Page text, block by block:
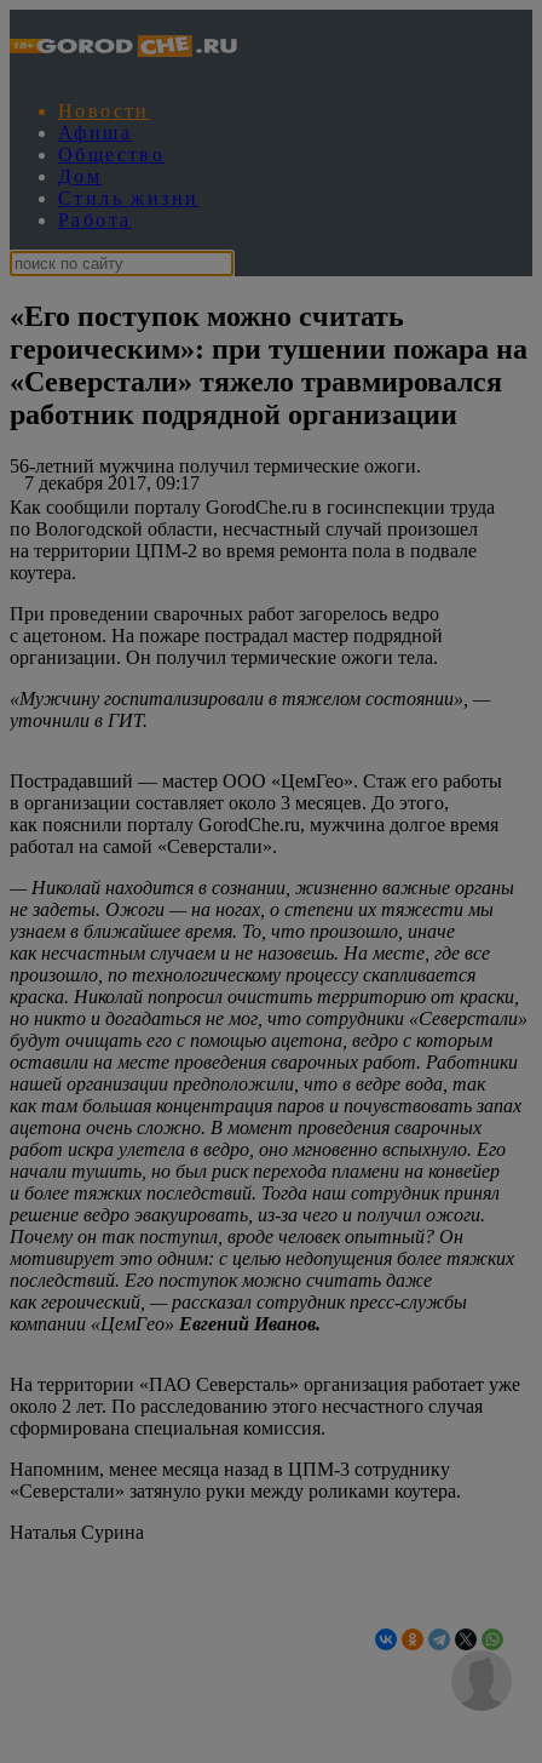
Новости
Афиша
Общество
Дом
Стиль жизни
Работа
«Его поступок можно считать
героическим»: при тушении пожара на
«Северстали» тяжело травмировался
работник подрядной организации
7 декабря 2017, 09:17
56-летний мужчина получил термические ожоги.
Как сообщили порталу GorodChe.ru в госинспекции труда
по Вологодской области, несчастный случай произошел
на территории ЦПМ-2 во время ремонта пола в подвале
коутера.
При проведении сварочных работ загорелось ведро
с ацетоном. На пожаре пострадал мастер подрядной
организации. Он получил термические ожоги тела.
«Мужчину госпитализировали в тяжелом состоянии», —
уточнили в ГИТ.
Пострадавший — мастер ООО «ЦемГео». Стаж его работы
в организации составляет около 3 месяцев. До этого,
как пояснили порталу GorodChe.ru, мужчина долгое время
работал на самой «Северстали».
— Николай находится в сознании, жизненно важные органы
не задеты. Ожоги — на ногах, о степени их тяжести мы
узнаем в ближайшее время. То, что произошло, иначе
как несчастным случаем и не назовешь. На месте, где все
произошло, по технологическому процессу скапливается
краска. Николай попросил очистить территорию от краски,
но никто и догадаться не мог, что сотрудники «Северстали»
будут очищать его с помощью ацетона, ведро с которым
оставили на месте проведения сварочных работ. Работники
нашей организации предположили, что в ведре вода, так
как там большая концентрация паров и почувствовать запах
ацетона очень сложно. В момент проведения сварочных
работ искра улетела в ведро, оно мгновенно вспыхнуло. Его
начали тушить, но был риск перехода пламени на конвейер
и более тяжких последствий. Тогда наш сотрудник принял
решение ведро эвакуировать, из-за чего и получил ожоги.
Почему он так поступил, вроде человек опытный? Он
мотивирует это одним: с целью недопущения более тяжких
последствий. Его поступок можно считать даже
как героический, — рассказал сотрудник пресс-службы
компании «ЦемГео» Евгений Иванов.
На территории «ПАО Северсталь» организация работает уже
около 2 лет. По расследованию этого несчастного случая
сформирована специальная комиссия.
Напомним, менее месяца назад в ЦПМ-3 сотруднику
«Северстали» затянуло руки между роликами коутера.
Наталья Сурина